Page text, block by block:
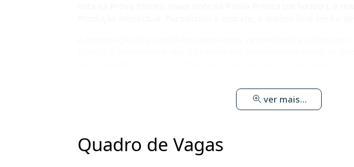
ver mais...
Quadro de Vagas